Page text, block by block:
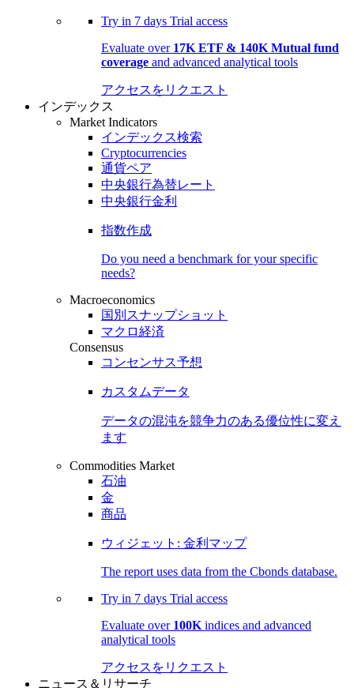
Try in 7 days Trial access
Evaluate over 17K ETF & 140K Mutual fund
coverage and advanced analytical tools
アクセスをリクエスト
インデックス
Market Indicators
インデックス検索
Cryptocurrencies
通貨ペア
中央銀行為替レート
中央銀行金利
指数作成
Do you need a benchmark for your specific
needs?
Macroeconomics
国別スナップショット
マクロ経済
Consensus
コンセンサス予想
カスタムデータ
データの混沌を競争力のある優位性に変え
ます
Commodities Market
石油
金
商品
ウィジェット: 金利マップ
The report uses data from the Cbonds database.
Try in 7 days Trial access
Evaluate over 100K indices and advanced
analytical tools
アクセスをリクエスト
ニュース＆リサーチ